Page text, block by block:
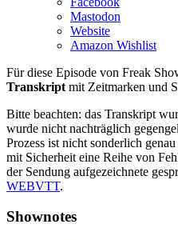
Mastodon
Website
Amazon Wishlist
Für diese Episode von Freak
Transkript mit Zeitmarken und
Bitte beachten: das Transkript
wurde nicht nachträglich
Prozess ist nicht sonderlich
mit Sicherheit eine Reihe von
der Sendung aufgezeichnete
WEBVTT.
Shownotes